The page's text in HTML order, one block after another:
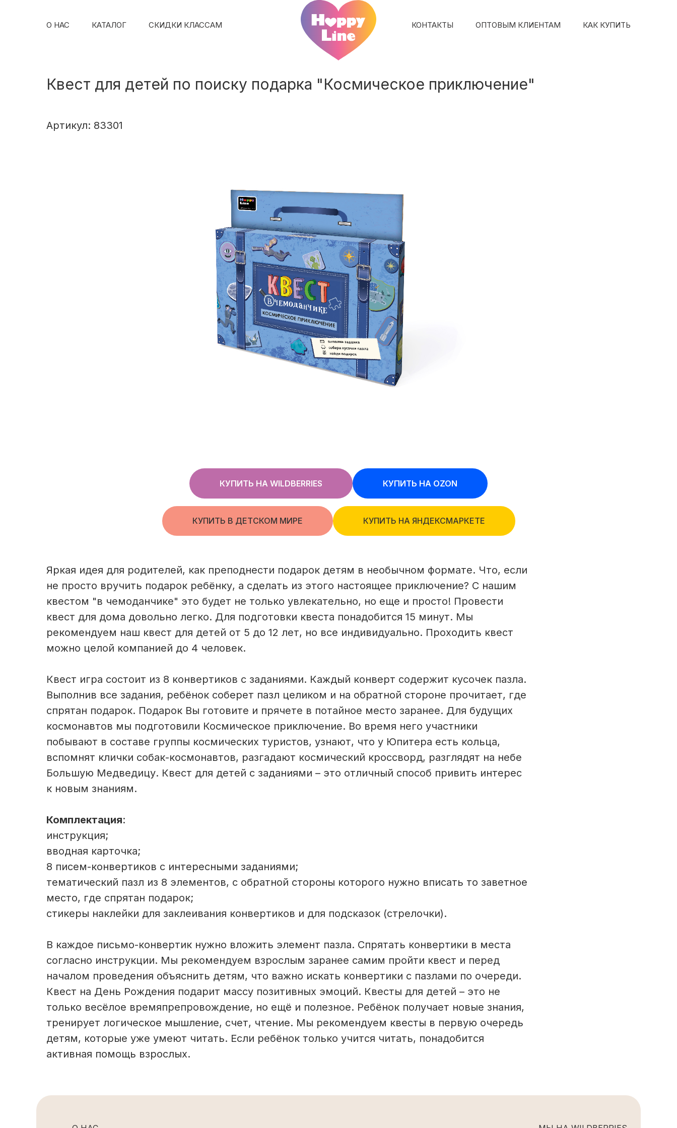
О НАС КАТАЛОГ СКИДКИ КЛАССАМ КОНТАКТЫ ОПТОВЫМ КЛИЕНТАМ КАК КУПИТЬ
Квест для детей по поиску подарка "Космическое приключение"
Артикул: 83301
КУПИТЬ НА WILDBERRIES КУПИТЬ НА OZON
КУПИТЬ В ДЕТСКОМ МИРЕ КУПИТЬ НА ЯНДЕКСМАРКЕТЕ
Яркая идея для родителей, как преподнести подарок детям в необычном формате. Что, если
не просто вручить подарок ребёнку, а сделать из этого настоящее приключение? С нашим
квестом "в чемоданчике" это будет не только увлекательно, но еще и просто! Провести
квест для дома довольно легко. Для подготовки квеста понадобится 15 минут. Мы
рекомендуем наш квест для детей от 5 до 12 лет, но все индивидуально. Проходить квест
можно целой компанией до 4 человек.
Квест игра состоит из 8 конвертиков с заданиями. Каждый конверт содержит кусочек пазла.
Выполнив все задания, ребёнок соберет пазл целиком и на обратной стороне прочитает, где
спрятан подарок. Подарок Вы готовите и прячете в потайное место заранее. Для будущих
космонавтов мы подготовили Космическое приключение. Во время него участники
побывают в составе группы космических туристов, узнают, что у Юпитера есть кольца,
вспомнят клички собак-космонавтов, разгадают космический кроссворд, разглядят на небе
Большую Медведицу. Квест для детей с заданиями – это отличный способ привить интерес
к новым знаниям.
Комплектация:
инструкция;
вводная карточка;
8 писем-конвертиков с интересными заданиями;
тематический пазл из 8 элементов, с обратной стороны которого нужно вписать то заветное
место, где спрятан подарок;
стикеры наклейки для заклеивания конвертиков и для подсказок (стрелочки).
В каждое письмо-конвертик нужно вложить элемент пазла. Спрятать конвертики в места
согласно инструкции. Мы рекомендуем взрослым заранее самим пройти квест и перед
началом проведения объяснить детям, что важно искать конвертики с пазлами по очереди.
Квест на День Рождения подарит массу позитивных эмоций. Квесты для детей – это не
только весёлое времяпрепровождение, но ещё и полезное. Ребёнок получает новые знания,
тренирует логическое мышление, счет, чтение. Мы рекомендуем квесты в первую очередь
детям, которые уже умеют читать. Если ребёнок только учится читать, понадобится
активная помощь взрослых.